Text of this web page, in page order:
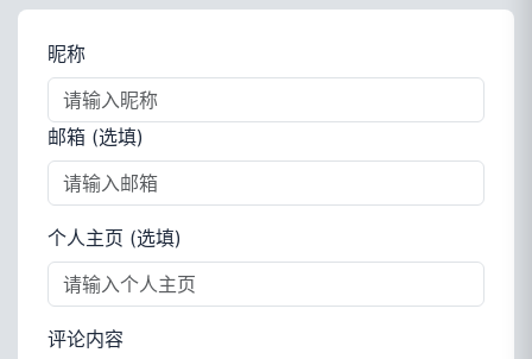
昵称
邮箱 (选填)
个人主页 (选填)
评论内容